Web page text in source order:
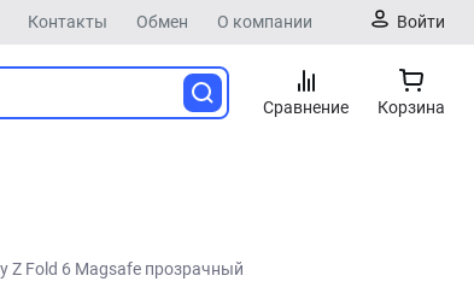
Контакты Обмен О компании Войти
Сравнение Корзина
Z Fold 6 Magsafe прозрачный